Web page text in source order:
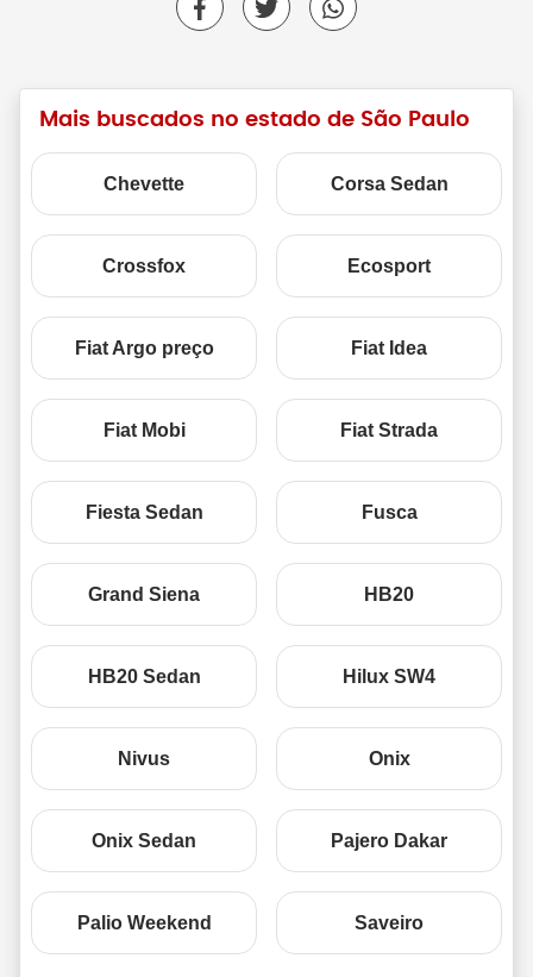
Mais buscados no estado de São Paulo
Chevette Corsa Sedan
Crossfox Ecosport
Fiat Argo preço Fiat Idea
Fiat Mobi Fiat Strada
Fiesta Sedan Fusca
Grand Siena HB20
HB20 Sedan Hilux SW4
Nivus Onix
Onix Sedan Pajero Dakar
Palio Weekend Saveiro